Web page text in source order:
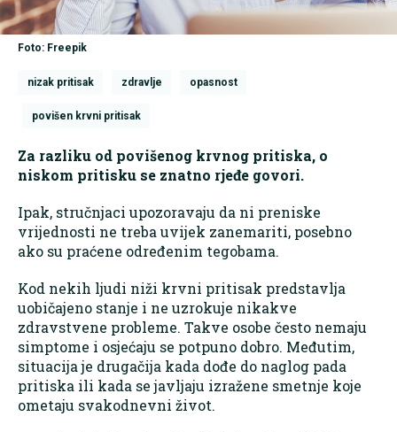
Foto: Freepik
nizak pritisak zdravlje opasnost
povišen krvni pritisak
Za razliku od povišenog krvnog pritiska, o
niskom pritisku se znatno rjeđe govori.
Ipak, stručnjaci upozoravaju da ni preniske
vrijednosti ne treba uvijek zanemariti, posebno
ako su praćene određenim tegobama.
Kod nekih ljudi niži krvni pritisak predstavlja
uobičajeno stanje i ne uzrokuje nikakve
zdravstvene probleme. Takve osobe često nemaju
simptome i osjećaju se potpuno dobro. Međutim,
situacija je drugačija kada dođe do naglog pada
pritiska ili kada se javljaju izražene smetnje koje
ometaju svakodnevni život.